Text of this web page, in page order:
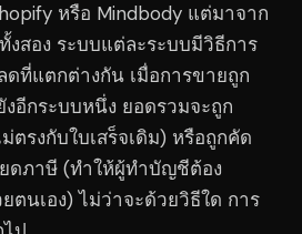
หรือ Mindbody แต่มาจาก
งสอง ระบบแต่ละระบบมีวิธีการ
ที่แตกต่างกัน เมื่อการขายถูก
อีกระบบหนึ่ง ยอดรวมจะถูก
รงกับใบเสร็จเดิม) หรือถูกคัด
ดภาษี (ทำให้ผู้ทำบัญชีต้อง
นเอง) ไม่ว่าจะด้วยวิธีใด การ